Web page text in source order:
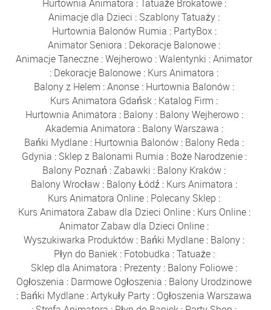
Hurtownia Animatora :Tatuaże Brokatowe:
Animacje dla Dzieci : Szablony Tatuaży :
Hurtownia Balonów Rumia : PartyBox:
Animator Seniora : Dekoracje Balonowe :
Animacje Taneczne :Wejherowo :Walentynki :Animator
: Dekoracje Balonowe : Kurs Animatora :
Balony z Helem :Anonse : Hurtownia Balonów :
Kurs Animatora Gdańsk : Katalog Firm :
Hurtownia Animatora : Balony: Balony Wejherowo:
Akademia Animatora : Balony Warszawa :
Bańki Mydlane : Hurtownia Balonów : Balony Reda :
Gdynia : Sklep z Balonami Rumia : Boże Narodzenie:
Balony Poznań :Zabawki : Balony Kraków :
Balony Wrocław : Balony Łódź : Kurs Animatora :
Kurs Animatora Online : Polecany Sklep :
Kurs Animatora Zabaw dla Dzieci Online: Kurs Online:
Animator Zabaw dla Dzieci Online :
Wyszukiwarka Produktów : Bańki Mydlane : Balony :
Płyn do Baniek: Fotobudka :Tatuaże:
Sklep dla Animatora : Prezenty : Balony Foliowe :
Ogłoszenia : Darmowe Ogłoszenia : Balony Urodzinowe
: Bańki Mydlane :Artykuły Party : Ogłoszenia Warszawa